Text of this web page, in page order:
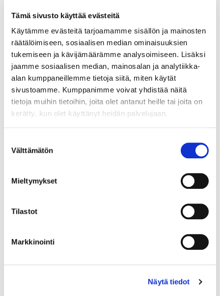
Tämä sivusto käyttää evästeitä
Käytämme evästeitä tarjoamamme sisällön ja mainosten
räätälöimiseen, sosiaalisen median ominaisuuksien
tukemiseen ja kävijämäärämme analysoimiseen. Lisäksi
jaamme sosiaalisen median, mainosalan ja analytiikka-
alan kumppaneillemme tietoja siitä, miten käytät
sivustoamme. Kumppanimme voivat yhdistää näitä
tietoja muihin tietoihin, joita olet antanut heille tai joita on
kerätty, kun olet käyttänyt heidän palvelujaan.
valinta
Välttämätön
Mieltymykset
Tilastot
Markkinointi
Näytä tiedot